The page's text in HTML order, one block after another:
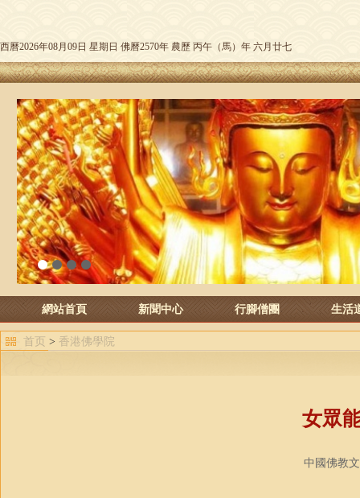
西曆2026年08月09日 星期日 佛曆2570年 農歷 丙午（馬）年 六月廿七
1 2 3 4
網站首頁 新聞中心 行腳僧團 生活
首页 > 香港佛學院
女眾
中國佛教